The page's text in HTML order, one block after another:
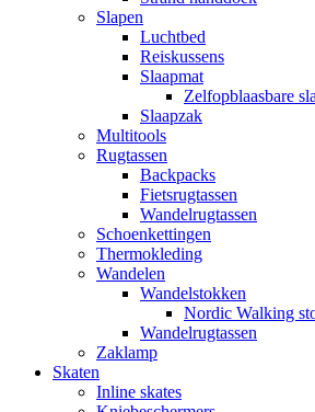
Slapen
Luchtbed
Reiskussens
Slaapmat
Zelfopblaasbare
Slaapzak
Multitools
Rugtassen
Backpacks
Fietsrugtassen
Wandelrugtassen
Schoenkettingen
Thermokleding
Wandelen
Wandelstokken
Nordic Walking
Wandelrugtassen
Zaklamp
Skaten
Inline skates